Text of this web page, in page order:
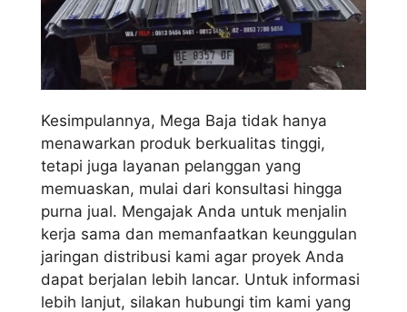
Kesimpulannya, Mega Baja tidak hanya
menawarkan produk berkualitas tinggi,
tetapi juga layanan pelanggan yang
memuaskan, mulai dari konsultasi hingga
purna jual. Mengajak Anda untuk menjalin
kerja sama dan memanfaatkan keunggulan
jaringan distribusi kami agar proyek Anda
dapat berjalan lebih lancar. Untuk informasi
lebih lanjut, silakan hubungi tim kami yang